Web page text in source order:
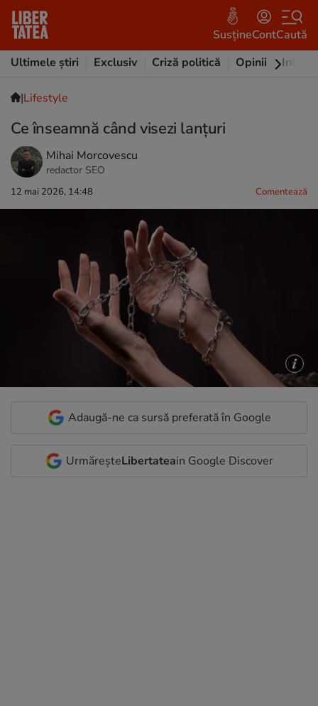
SusțineContCaută
Ultimele știri
Exclusiv Criză politică Opinii
|Lifestyle
Ce înseamnă când visezi lanțuri
Mihai Morcovescu
redactor SEO
12 mai 2026, 14:48 Comentează
Adaugă-ne ca sursă preferată în Google
UrmăreșteLibertateain Google Discover